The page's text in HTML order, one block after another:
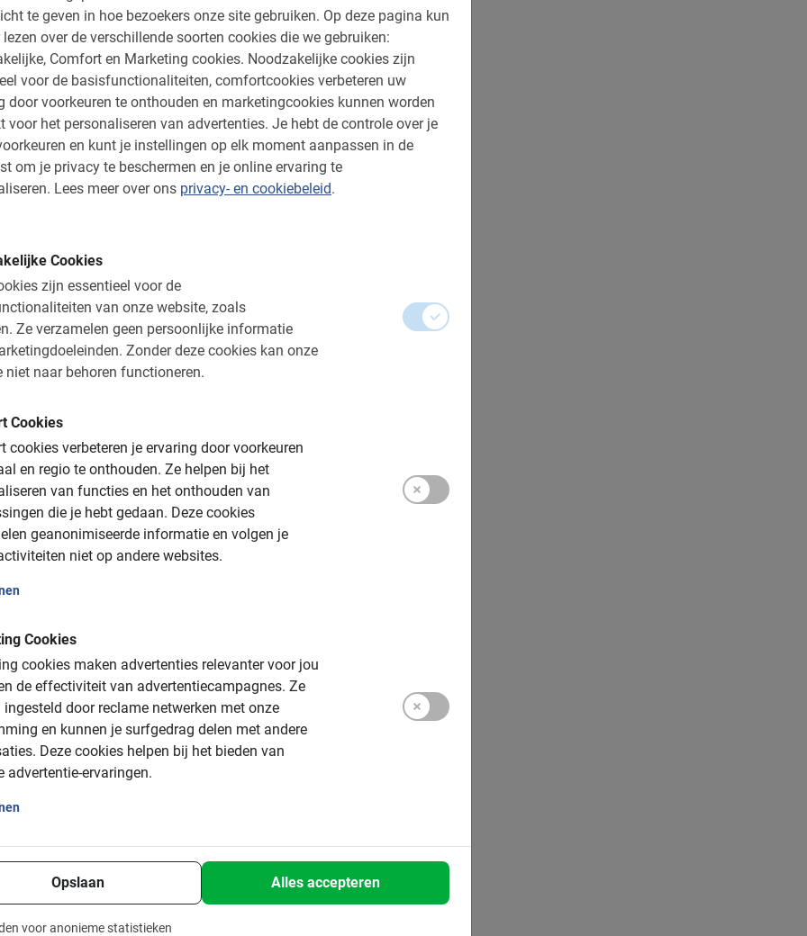
te geven in hoe bezoekers onze site gebruiken. Op deze pagina kun
lezen over de verschillende soorten cookies die we gebruiken:
Comfort en Marketing cookies. Noodzakelijke cookies zijn
voor de basisfunctionaliteiten, comfortcookies verbeteren uw
door voorkeuren te onthouden en marketingcookies kunnen worden
voor het personaliseren van advertenties. Je hebt de controle over je
en kunt je instellingen op elk moment aanpassen in de
om je privacy te beschermen en je online ervaring te
Lees meer over ons privacy- en cookiebeleid.
Cookies
zijn essentieel voor de
van onze website, zoals
Ze verzamelen geen persoonlijke informatie
Zonder deze cookies kan onze
niet naar behoren functioneren.
Cookies
cookies verbeteren je ervaring door voorkeuren
en regio te onthouden. Ze helpen bij het
van functies en het onthouden van
die je hebt gedaan. Deze cookies
geanonimiseerde informatie en volgen je
niet op andere websites.
Cookies
cookies maken advertenties relevanter voor jou
de effectiviteit van advertentiecampagnes. Ze
ingesteld door reclame netwerken met onze
en kunnen je surfgedrag delen met andere
Deze cookies helpen bij het bieden van
advertentie-ervaringen.
Opslaan Alles accepteren
voor anonieme statistieken
je in een rustig tempo mee op een 3 uur
Nederlandse local die de stad op zijn
van de archeologische hoogtepunten
moderne leven. Uiteraard is er voldoende
het maken van foto’s. En ja, de begeleider
voor shoppen, restaurantjes, uitgaan en
van Athene
de smalle straatjes van de oude wijken
we een prachtig uitzicht op het
de stad. Daarna is het tijd om de oude
zondag) te gaan ontdekken. Tijdens
nemen bij de wisseling van de wacht.
voor een heerlijke Griekse yoghurt met
je ondertussen alle ins- en outs vertellen
leuke tips gegeven voor de rest van je
fietstour simpel online
Nederlandse tourleider tijdens de fietstour,
Allemaal leuke voordelen! Boeken
een aantal korte hellingen. Wil je graag
een elektrische fiets? Dat kan! De toeslag
mogelijk vanaf 14 jaar.
een plekje voor deze geweldige Athene
van Athene!
van de tours in Athene van Baja Bikes!